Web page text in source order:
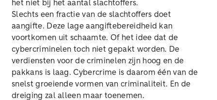
het niet bij het aantal slachtoffers.
Slechts een fractie van de slachtoffers doet
aangifte. Deze lage aangiftebereidheid kan
voortkomen uit schaamte. Of het idee dat de
cybercriminelen toch niet gepakt worden. De
verdiensten voor de criminelen zijn hoog en de
pakkans is laag. Cybercrime is daarom één van de
snelst groeiende vormen van criminaliteit. En de
dreiging zal alleen maar toenemen.